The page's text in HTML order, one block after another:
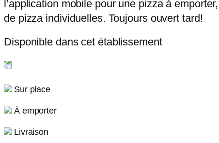
l’application mobile pour une pizza à
de pizza individuelles. Toujours ouvert tard!
Disponible dans cet établissement
Sur place
À emporter
Livraison